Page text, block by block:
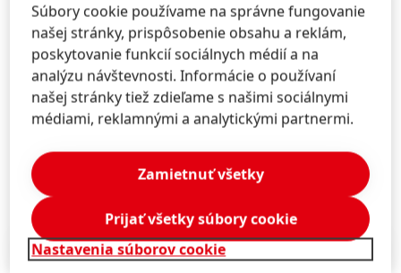
na školách, pravidelne darujú krv či pomáhajú
skrášľovať okolie vo svojich komunitách.
Viac informácií o grantovom programe a spôsobe
podávania projektov nájdete tu:
podpori-seniorov/
Tlačové správy(127,3 KB)
Súbory cookie používame na správne fungovanie
našej stránky, prispôsobenie obsahu a reklám,
poskytovanie funkcií sociálnych médií a na
analýzu návštevnosti. Informácie o používaní
našej stránky tiež zdieľame s našimi sociálnymi
médiami, reklamnými a analytickými partnermi.
Nastavenia súborov cookie
Zamietnuť všetky
Prijať všetky súbory cookie